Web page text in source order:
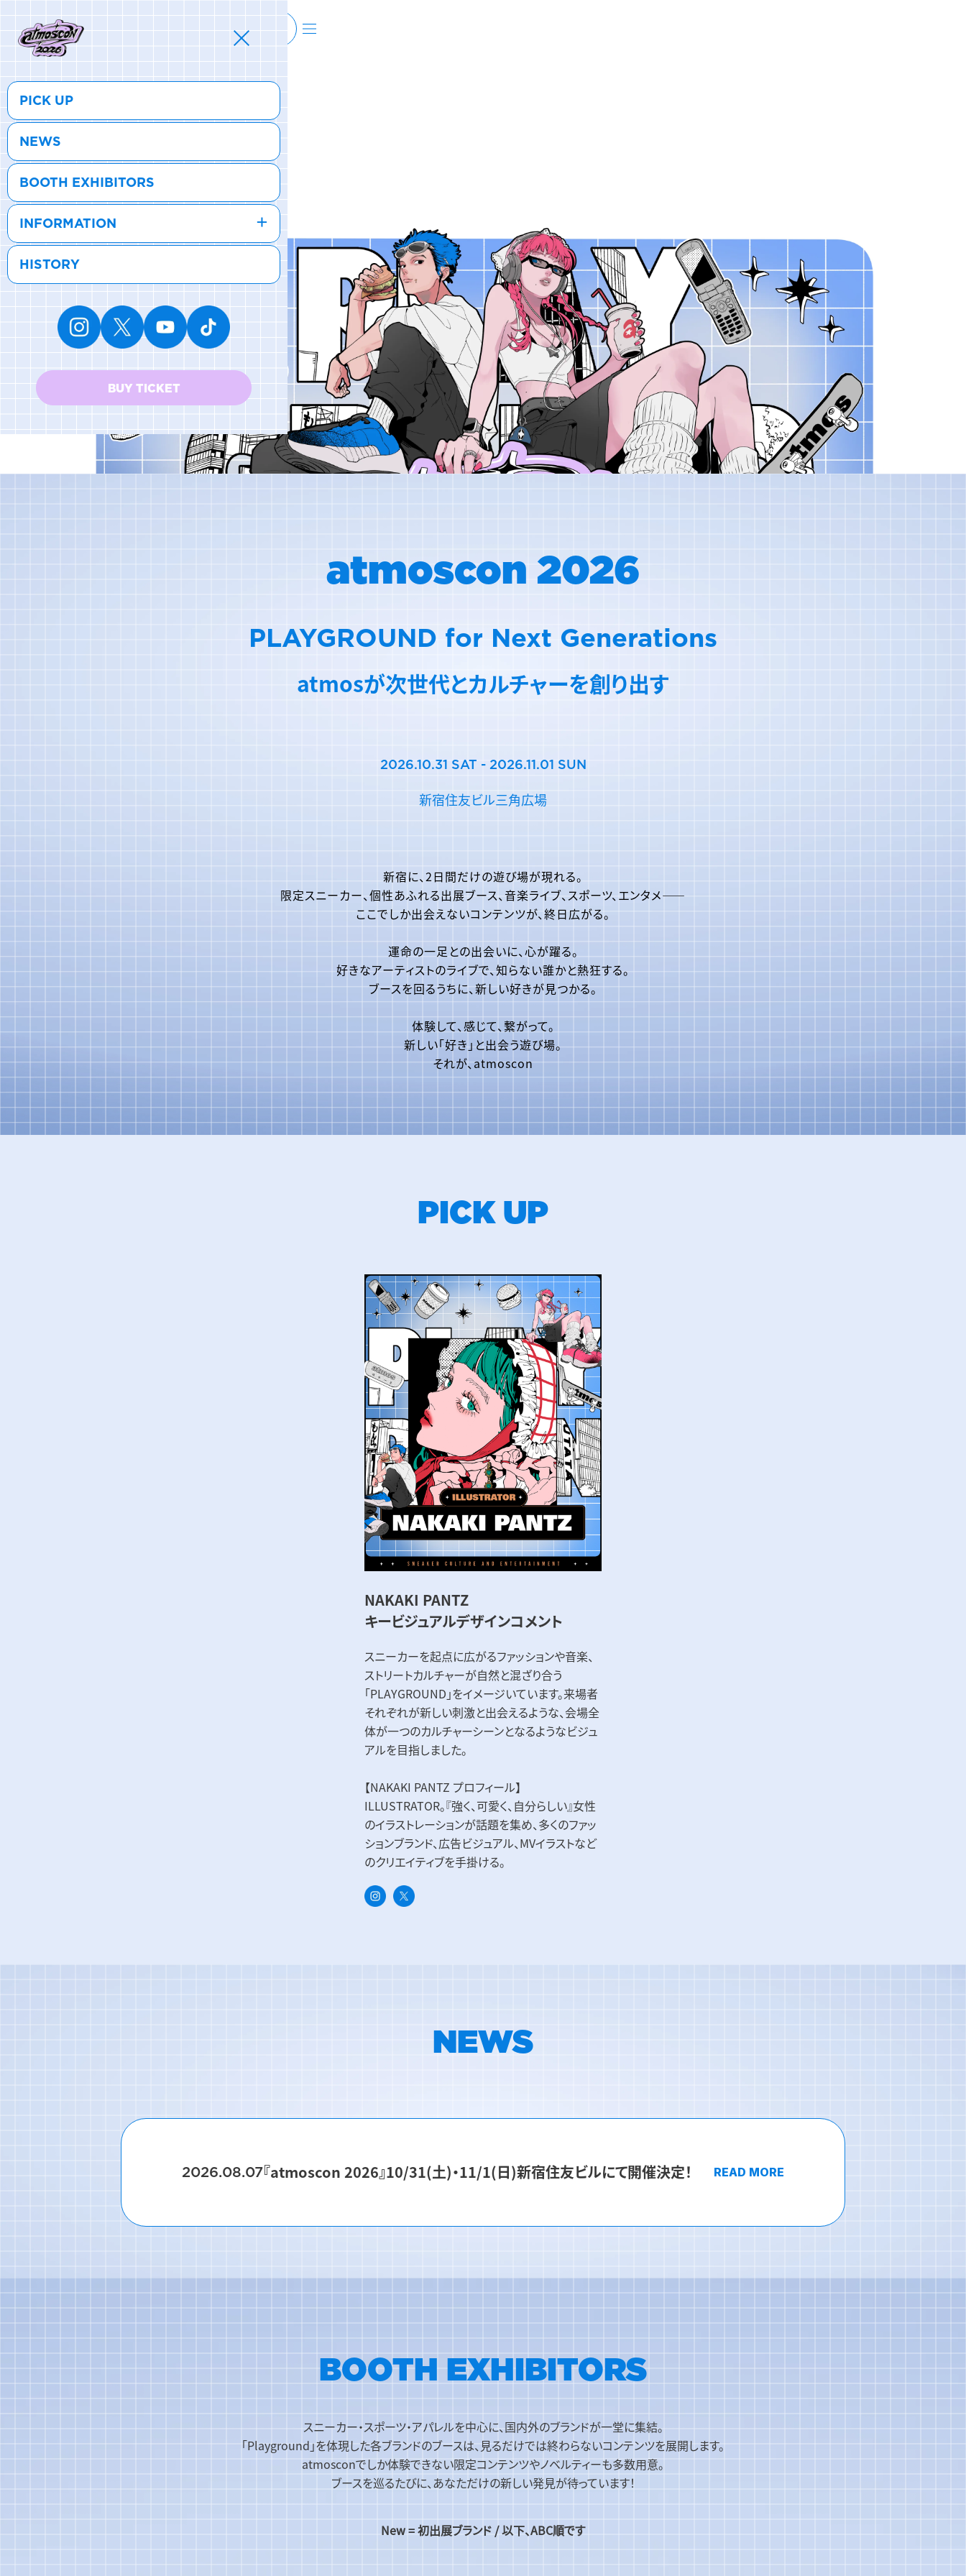
MEN
ALL MENS
ウェア
バッグ
アクセサリー
アディダス ピックアップ
シューズ
ALL MENS シューズ
ブーツ
サンダル
その他
ライフスタイルランニング
ウェア
ALL MENS ウェア
アウター
パンツ
ソックス
水着
すべてのウェア
バッグ
ALL MENS バッグ
ショルダー / メッセンジャーバッグ
トート / エコバッグ
クラッチ / セカンドバッグ
その他
アクセサリー
ALL MENS アクセサリー
帽子
グッズ / アクセサリー
その他
その他
ALL MENS その他
おもちゃ / フィギュア
その他
すべてのその他
WOMENS
ALL WOMENS
ウェア
バッグ
アクセサリー
アディダス ピックアップ
シューズ
ALL WOMENS シューズ
ブーツ
サンダル / パンプス
その他
ライフスタイルランニング
ウェア
ALL WOMENS ウェア
アウター
パンツ
ワンピース
ソックス
水着
その他
バッグ
ALL WOMENS バッグ
ショルダー / メッセンジャーバッグ
トート / エコバッグ
クラッチ / セカンドバッグ
その他
アクセサリー
ALL WOMENS アクセサリー
帽子
グッズ / アクセサリー
その他
その他
ALL WOMENS その他
おもちゃ / フィギュア
その他
すべてのその他
BUY TICKET EN
PICK UP
NEWS
BOOTH EXHIBITORS
INFORMATION
HISTORY
BUY TICKET
atmoscon 2026
PLAYGROUND for Next Generations
atmosが次世代とカルチャーを創り出す
2026.10.31 SAT - 2026.11.01 SUN
新宿住友ビル三角広場
新宿に、2日間だけの遊び場が現れる。
限定スニーカー、個性あふれる出展ブース、音楽ライブ、スポーツ、エンタメ——
ここでしか出会えないコンテンツが、終日広がる。
運命の一足との出会いに、心が躍る。
好きなアーティストのライブで、知らない誰かと熱狂する。
ブースを回るうちに、新しい好きが見つかる。
体験して、感じて、繋がって。
新しい「好き」と出会う遊び場。
それが、atmoscon
PICK UP
NAKAKI PANTZ
キービジュアルデザインコメント
スニーカーを起点に広がるファッションや音楽、
ストリートカルチャーが自然と混ざり合う
「PLAYGROUND」をイメージいています。来場者
それぞれが新しい刺激と出会えるような、会場全
体が一つのカルチャーシーンとなるようなビジュ
アルを目指しました。
【NAKAKI PANTZ プロフィール】
ILLUSTRATOR。『強く、可愛く、自分らしい』女性
のイラストレーションが話題を集め、多くのファッ
ションブランド、広告ビジュアル、MVイラストなど
のクリエイティブを手掛ける。
NEWS
2026.08.07『atmoscon 2026』10/31(土)・11/1(日)新宿住友ビルにて開催決定！ READ MORE
BOOTH EXHIBITORS
スニーカー・スポーツ・アパレルを中心に、国内外のブランドが一堂に集結。
「Playground」を体現した各ブランドのブースは、見るだけでは終わらないコンテンツを展開します。
atmosconでしか体験できない限定コンテンツやノベルティーも多数用意。
ブースを巡るたびに、あなただけの新しい発見が待っています！
New = 初出展ブランド / 以下、ABC順です